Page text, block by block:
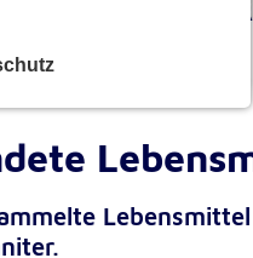
Funktionen
Website